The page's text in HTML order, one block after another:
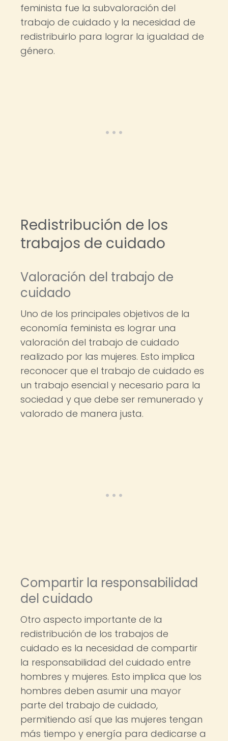
feminista fue la subvaloración del
trabajo de cuidado y la necesidad de
redistribuirlo para lograr la igualdad de
género.
Redistribución de los
trabajos de cuidado
Valoración del trabajo de
cuidado
Uno de los principales objetivos de la
economía feminista es lograr una
valoración del trabajo de cuidado
realizado por las mujeres. Esto implica
reconocer que el trabajo de cuidado es
un trabajo esencial y necesario para la
sociedad y que debe ser remunerado y
valorado de manera justa.
Compartir la responsabilidad
del cuidado
Otro aspecto importante de la
redistribución de los trabajos de
cuidado es la necesidad de compartir
la responsabilidad del cuidado entre
hombres y mujeres. Esto implica que los
hombres deben asumir una mayor
parte del trabajo de cuidado,
permitiendo así que las mujeres tengan
más tiempo y energía para dedicarse a